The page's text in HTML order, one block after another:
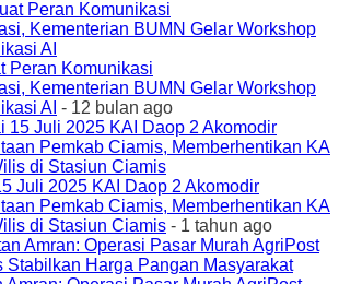
Peran Komunikasi
Kementerian BUMN Gelar Workshop
AI - 12 bulan ago
Juli 2025 KAI Daop 2 Akomodir
Pemkab Ciamis, Memberhentikan KA
di Stasiun Ciamis - 1 tahun ago